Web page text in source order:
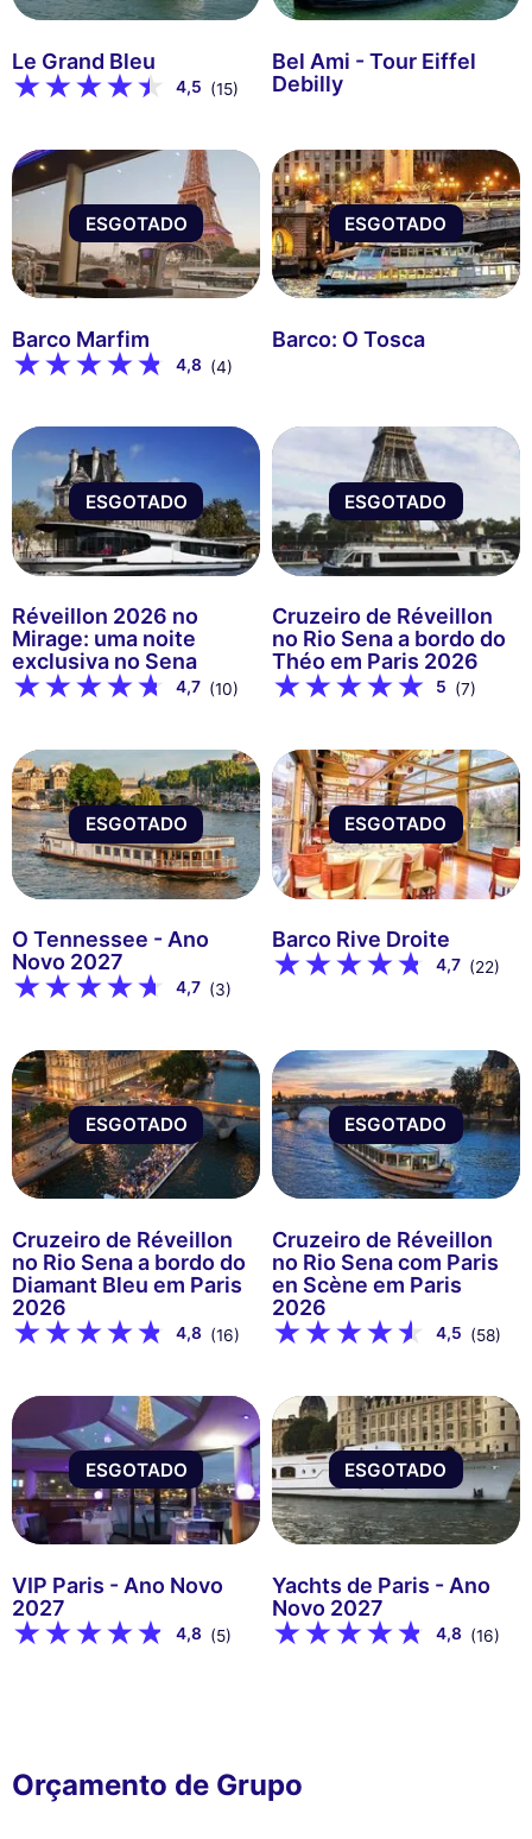
Le Grand Bleu
4,5 (15)
Bel Ami - Tour Eiffel
Debilly
ESGOTADO
Barco Marfim
4,8 (4)
ESGOTADO
Barco: O Tosca
ESGOTADO
Réveillon 2026 no
Mirage: uma noite
exclusiva no Sena
4,7 (10)
ESGOTADO
Cruzeiro de Réveillon
no Rio Sena a bordo do
Théo em Paris 2026
5 (7)
ESGOTADO
O Tennessee - Ano
Novo 2027
4,7 (3)
ESGOTADO
Barco Rive Droite
4,7 (22)
ESGOTADO
Cruzeiro de Réveillon
no Rio Sena a bordo do
Diamant Bleu em Paris
2026
4,8 (16)
ESGOTADO
Cruzeiro de Réveillon
no Rio Sena com Paris
en Scène em Paris
2026
4,5 (58)
ESGOTADO
VIP Paris - Ano Novo
2027
4,8 (5)
ESGOTADO
Yachts de Paris - Ano
Novo 2027
4,8 (16)
Orçamento de Grupo